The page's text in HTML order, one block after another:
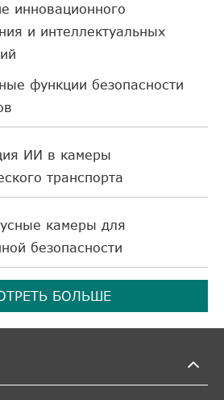
инновационного
и интеллектуальных
функции безопасности
ИИ в камеры
транспорта
камеры для
безопасности
БОЛЬШЕ